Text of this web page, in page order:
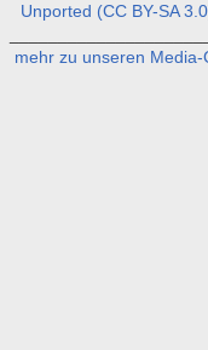
Unported (CC BY-SA
mehr zu unseren Media-